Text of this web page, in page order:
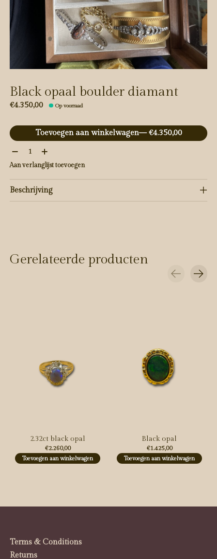
Black opaal boulder diamant
€4.350,00 Op voorraad
Toevoegen aan winkelwagen
— €4.350,00
Aantal:
Aan verlanglijst toevoegen
Beschrijving
Gerelateerde producten
2.32ct black opal
€2.260,00
Toevoegen aan winkelwagen
Black opal
€1.425,00
Toevoegen aan winkelwagen
Terms & Conditions
Returns